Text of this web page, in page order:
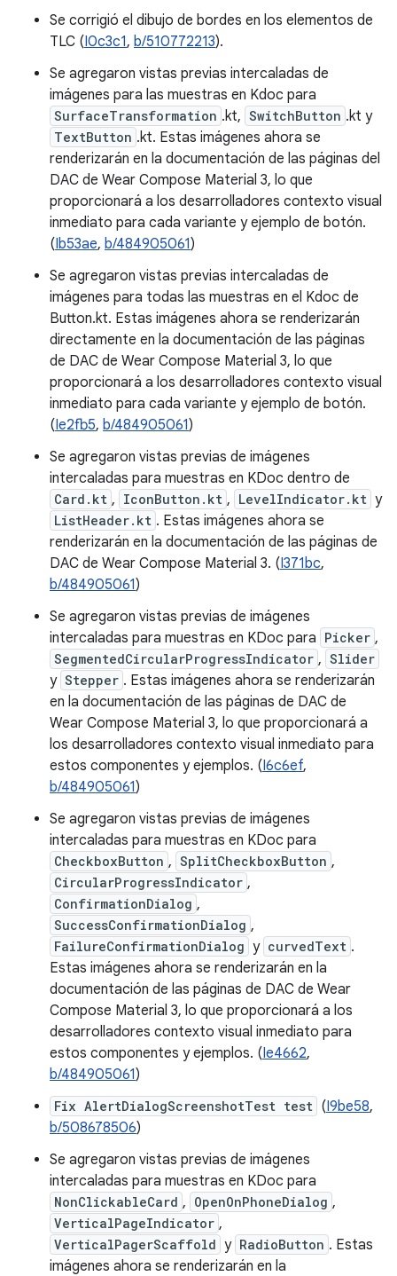
Se corrigió el dibujo de bordes en los elementos de
TLC (I0c3c1, b/510772213).
Se agregaron vistas previas intercaladas de
imágenes para las muestras en Kdoc para
SurfaceTransformation .kt, SwitchButton .kt y
TextButton .kt. Estas imágenes ahora se
renderizarán en la documentación de las páginas del
DAC de Wear Compose Material 3, lo que
proporcionará a los desarrolladores contexto visual
inmediato para cada variante y ejemplo de botón.
(Ib53ae, b/484905061)
Se agregaron vistas previas intercaladas de
imágenes para todas las muestras en el Kdoc de
Button.kt. Estas imágenes ahora se renderizarán
directamente en la documentación de las páginas
de DAC de Wear Compose Material 3, lo que
proporcionará a los desarrolladores contexto visual
inmediato para cada variante y ejemplo de botón.
(Ie2fb5, b/484905061)
Se agregaron vistas previas de imágenes
intercaladas para muestras en KDoc dentro de
Card.kt , IconButton.kt , LevelIndicator.kt y
ListHeader.kt . Estas imágenes ahora se
renderizarán en la documentación de las páginas de
DAC de Wear Compose Material 3. (I371bc,
b/484905061)
Se agregaron vistas previas de imágenes
intercaladas para muestras en KDoc para Picker ,
SegmentedCircularProgressIndicator , Slider
y Stepper . Estas imágenes ahora se renderizarán
en la documentación de las páginas de DAC de
Wear Compose Material 3, lo que proporcionará a
los desarrolladores contexto visual inmediato para
estos componentes y ejemplos. (I6c6ef,
b/484905061)
Se agregaron vistas previas de imágenes
intercaladas para muestras en KDoc para
CheckboxButton , SplitCheckboxButton ,
CircularProgressIndicator ,
ConfirmationDialog ,
SuccessConfirmationDialog ,
FailureConfirmationDialog y curvedText .
Estas imágenes ahora se renderizarán en la
documentación de las páginas de DAC de Wear
Compose Material 3, lo que proporcionará a los
desarrolladores contexto visual inmediato para
estos componentes y ejemplos. (Ie4662,
b/484905061)
Fix AlertDialogScreenshotTest test (I9be58,
b/508678506)
Se agregaron vistas previas de imágenes
intercaladas para muestras en KDoc para
NonClickableCard , OpenOnPhoneDialog ,
VerticalPageIndicator ,
VerticalPagerScaffold y RadioButton . Estas
imágenes ahora se renderizarán en la